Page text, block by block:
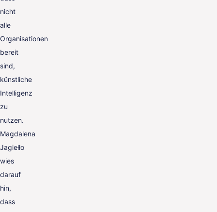
nicht
alle
Organisationen
bereit
sind,
künstliche
Intelligenz
zu
nutzen.
Magdalena
Jagiełło
wies
darauf
hin,
dass